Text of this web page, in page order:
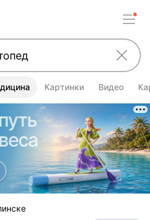
Картинки Видео